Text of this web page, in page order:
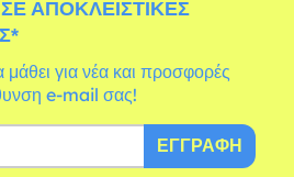
ΑΠΟΚΛΕΙΣΤΙΚΈΣ
για νέα και προσφορές
e-mail σας!
ΕΓΓΡΑΦΉ